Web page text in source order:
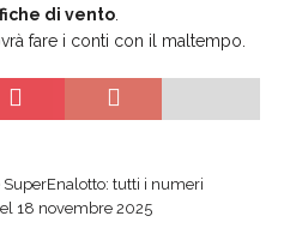
di vento.
fare i conti con il maltempo.
SuperEnalotto: tutti i numeri
18 novembre 2025